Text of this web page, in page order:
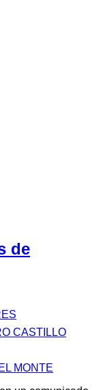
de
CASTILLO
MONTE